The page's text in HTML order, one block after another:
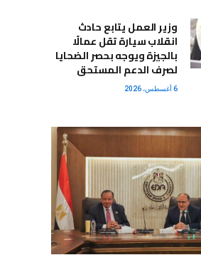
وزير العمل يتابع حادث
انقلاب سيارة تقل عمالًا
بالجيزة ويوجه بحصر الضحايا
لصرف الدعم المستحق
6 أغسطس، 2026